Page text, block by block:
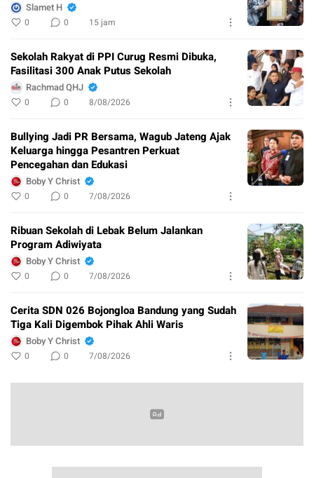
Slamet H
0 0 15 jam
Sekolah Rakyat di PPI Curug Resmi Dibuka,
Fasilitasi 300 Anak Putus Sekolah
Rachmad QHJ
0 0 8/08/2026
Bullying Jadi PR Bersama, Wagub Jateng Ajak
Keluarga hingga Pesantren Perkuat
Pencegahan dan Edukasi
Boby Y Christ
0 0 7/08/2026
Ribuan Sekolah di Lebak Belum Jalankan
Program Adiwiyata
Boby Y Christ
0 0 7/08/2026
Cerita SDN 026 Bojongloa Bandung yang Sudah
Tiga Kali Digembok Pihak Ahli Waris
Boby Y Christ
0 0 7/08/2026